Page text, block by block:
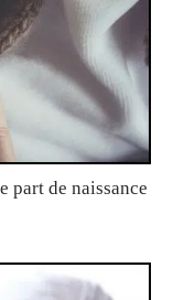
part de naissance